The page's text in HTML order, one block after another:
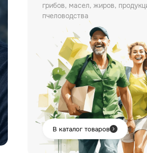
грибов, масел, жиров,
пчеловодства
В каталог товаров